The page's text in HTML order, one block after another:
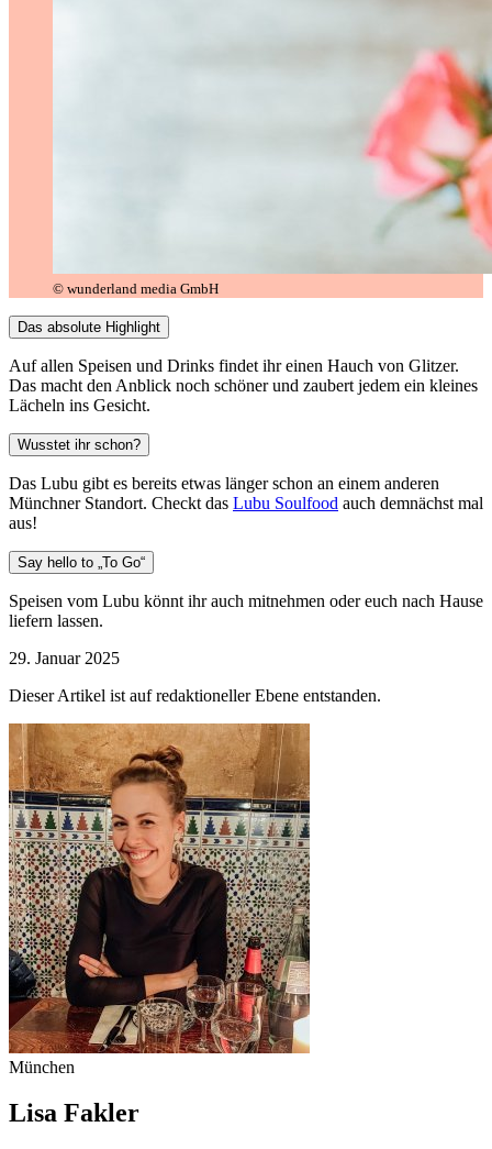
© wunderland media GmbH
Das absolute Highlight
Auf allen Speisen und Drinks findet ihr einen Hauch von Glitzer.
Das macht den Anblick noch schöner und zaubert jedem ein kleines
Lächeln ins Gesicht.
Wusstet ihr schon?
Das Lubu gibt es bereits etwas länger schon an einem anderen
Münchner Standort. Checkt das Lubu Soulfood auch demnächst mal
aus!
Say hello to „To Go“
Speisen vom Lubu könnt ihr auch mitnehmen oder euch nach Hause
liefern lassen.
29. Januar 2025
Dieser Artikel ist auf redaktioneller Ebene entstanden.
München
Lisa Fakler